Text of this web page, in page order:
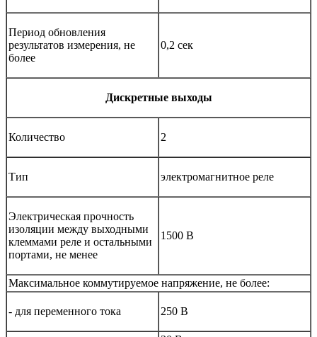
Период обновления
результатов измерения, не
более
0,2 сек
Дискретные выходы
Количество 2
Тип электромагнитное реле
Электрическая прочность
изоляции между выходными
клеммами реле и остальными
портами, не менее
1500 В
Максимальное коммутируемое напряжение, не более:
- для переменного тока 250 В